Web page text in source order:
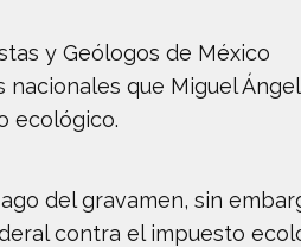
y Geólogos de México
que Miguel Ángel
ecológico.
del gravamen, sin
contra el impuesto